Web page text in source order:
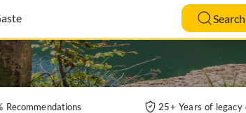
Search
Recommendations 25+ Years of